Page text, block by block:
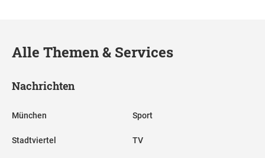
Alle Themen & Services
Nachrichten
München
Stadtviertel
Sport
TV